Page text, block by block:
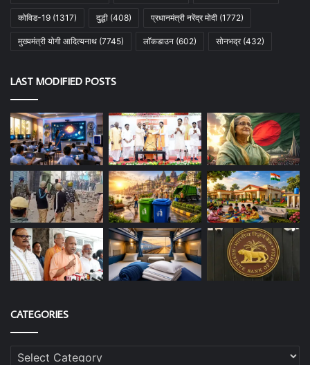
कोविड-19 (1317) दुद्धी (408) प्रधानमंत्री नरेंद्र मोदी (1772)
मुख्यमंत्री योगी आदित्यनाथ (7745) लॉकडाउन (602) सोनभद्र(432)
LAST MODIFIED POSTS
CATEGORIES
Categories